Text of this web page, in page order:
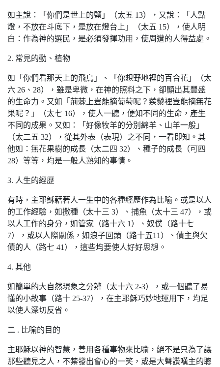
如主說：「你們是世上的鹽」（太五 13），又說：「人點
燈，不放在斗底下，是放在燈台上」（太五 15），使人明
白：作為神的選民，是必須發揮功用，使周遭的人得益處。
2. 常見的動、植物
如「你們看那天上的飛鳥」、「你想野地裡的百合花」（太
六 26、28），雖是卑微，在神的照料之下，卻顯出其豐盛
的生命力。又如「荊棘上豈能摘葡萄呢？蒺藜裡豈能摘無花
果呢？」（太七 16），使人一聽，便知不同的生命，產生
不同的成果。又如：「好像牧羊的分別綿羊、山羊一般」
（太二五 32），從其外表（表現）之不同，一看即知。其
他如：無花果樹的成長（太二四 32）、種子的成長（可四
28）等等，均是一般人熟知的事情。
3. 人生的經歷
有時，主耶穌藉著人一生中的各種經歷作為比喻。或是以人
的工作經驗，如撒種（太十三 3）、捕魚（太十三 47），或
以人工作的身分，如管家（路十六 1）、奴僕（路十七
7），或以人際關係，如浪子回頭（路十五11）、債主與欠
債的人（路七 41），這些均要使人好好思想。
4. 其他
如簡單的大自然現象之分辨（太十六 2-3），或一個聽了易
懂的小故事（路十 25-37），在主耶穌巧妙地運用下，均足
以使人深切反省。
二 . 比喻的目的
主耶穌以神的智慧，善用各種事物來比喻，絕不是只為了讓
那些聽見之人，不禁發出會心的一笑，或是大聲讚嘆主的聰